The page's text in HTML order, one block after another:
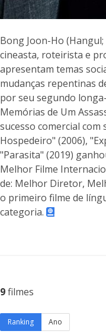
Bong Joon-Ho
cineasta, roteirista e
apresentam temas
mudanças repentinas
por seu segundo
Memórias de Um
sucesso comercial com
Hospedeiro" (2006),
"Parasita" (2019)
Melhor Filme
de: Melhor Diretor,
o primeiro filme de
categoria.
9filmes
Ranking Ano